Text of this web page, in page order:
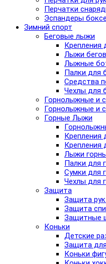
Перчатки
Эспандеры
Зимний спорт
Беговые лыжи
Крепления
Лыжи
Лыжные
Палки для
Средства
Чехлы для
Горнолыжные и
Горнолыжные и
Горные Лыжи
Крепления
Крепления
Лыжи
Палки для
Сумки для
Чехлы для
Защита
Защита рук
Защита
Защитные
Коньки
Детские
Защита
Коньки